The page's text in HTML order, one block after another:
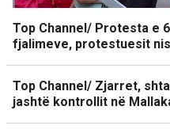
Top Channel/ Protesta e
fjalimeve, protestuesit
Top Channel/ Zjarret,
jashtë kontrollit në